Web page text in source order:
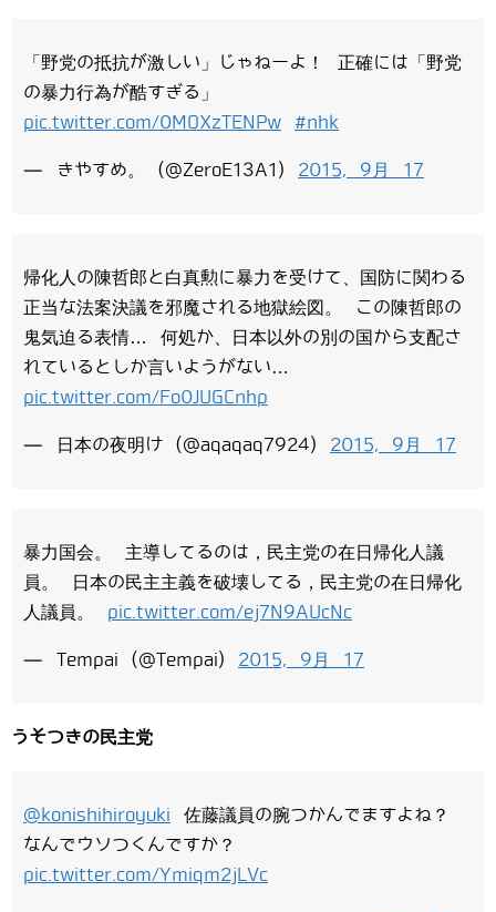
「野党の抵抗が激しい」じゃねーよ！ 正確には「野党
の暴力行為が酷すぎる」
pic.twitter.com/0MOXzTENPw
#nhk
— きやすめ。 (@ZeroE13A1) 2015, 9月 17
帰化人の陳哲郎と白真勲に暴力を受けて、国防に関わる
正当な法案決議を邪魔される地獄絵図。 この陳哲郎の
鬼気迫る表情… 何処か、日本以外の別の国から支配さ
れているとしか言いようがない…
pic.twitter.com/Fo0JUGCnhp
— 日本の夜明け (@aqaqaq7924) 2015, 9月 17
暴力国会。 主導してるのは，民主党の在日帰化人議
員。 日本の民主主義を破壊してる，民主党の在日帰化
人議員。 pic.twitter.com/ej7N9AUcNc
— Tempai (@Tempai) 2015, 9月 17
うそつきの民主党
@konishihiroyuki 佐藤議員の腕つかんでますよね？
なんでウソつくんですか？
pic.twitter.com/Ymiqm2jLVc